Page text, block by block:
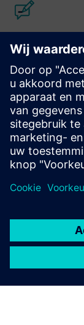
Calibre
De Calibre-
uitgebreide IC-
van
wordt beperkt.
Leer van